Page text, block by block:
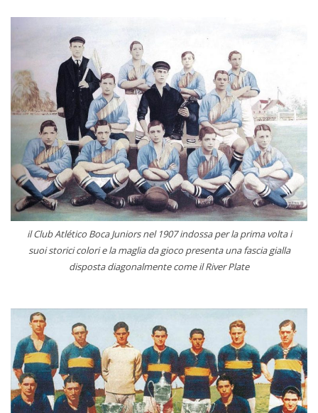
il Club Atlético Boca Juniors nel 1907 indossa per la prima volta i
suoi storici colori e la maglia da gioco presenta una fascia gialla
disposta diagonalmente come il River Plate